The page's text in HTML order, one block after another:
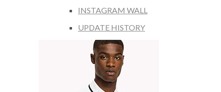
INSTAGRAM WALL
UPDATE HISTORY